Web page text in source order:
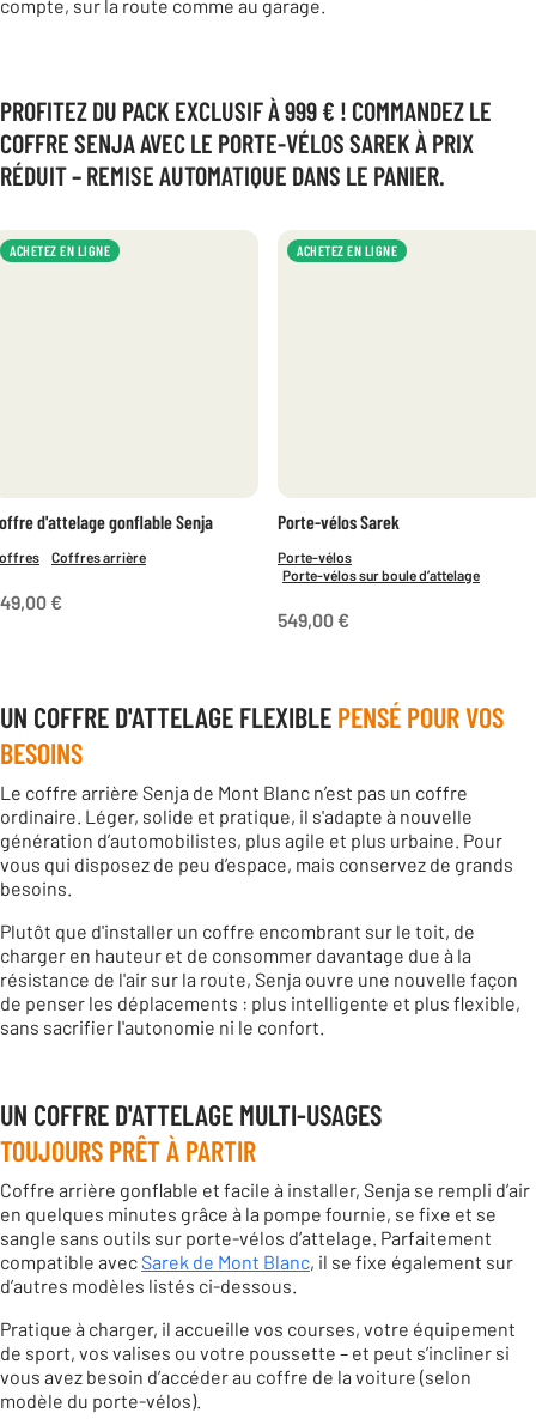
compte, sur la route comme au garage.
PROFITEZ DU PACK EXCLUSIF À 999 € ! COMMANDEZ LE
COFFRE SENJA AVEC LE PORTE-VÉLOS SAREK À PRIX
RÉDUIT – REMISE AUTOMATIQUE DANS LE PANIER.
ACHETEZ EN LIGNE
d'attelage gonflable Senja
Coffres arrière
€
ACHETEZ EN LIGNE
Porte-vélos Sarek
Porte-vélos
Porte-vélos sur boule d’attelage
549,00 €
UN COFFRE D'ATTELAGE FLEXIBLE PENSÉ POUR VOS
BESOINS
Le coffre arrière Senja de Mont Blanc n’est pas un coffre
ordinaire. Léger, solide et pratique, il s'adapte à nouvelle
génération d’automobilistes, plus agile et plus urbaine. Pour
vous qui disposez de peu d’espace, mais conservez de grands
besoins.
Plutôt que d'installer un coffre encombrant sur le toit, de
charger en hauteur et de consommer davantage due à la
résistance de l'air sur la route, Senja ouvre une nouvelle façon
de penser les déplacements : plus intelligente et plus flexible,
sans sacrifier l'autonomie ni le confort.
UN COFFRE D'ATTELAGE MULTI-USAGES
TOUJOURS PRÊT À PARTIR
Coffre arrière gonflable et facile à installer, Senja se rempli d’air
en quelques minutes grâce à la pompe fournie, se fixe et se
sangle sans outils sur porte-vélos d’attelage. Parfaitement
compatible avecSarek de Mont Blanc, il se fixe également sur
d’autres modèles listés ci-dessous.
Pratique à charger, il accueille vos courses, votre équipement
de sport, vos valises ou votre poussette – et peut s’incliner si
vous avez besoin d’accéder au coffre de la voiture (selon
modèle du porte-vélos).